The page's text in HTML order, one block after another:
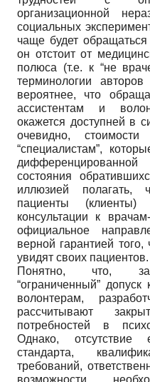
организационной
социальных
чаще будет
он отстоит от
полюса (т.е. к “не
терминологии
вероятнее, что
ассистентам и
окажется доступней в
очевидно,
“специалистам”,
дифференцированной
состояния
иллюзией полагать,
пациенты (клиенты)
консультации к
официальное
верной гарантией
увидят своих пациентов.
Понятно, что,
“ограниченный”
волонтерам,
рассчитывают
потребностей в
Однако, отсутствие
стандарта,
требований,